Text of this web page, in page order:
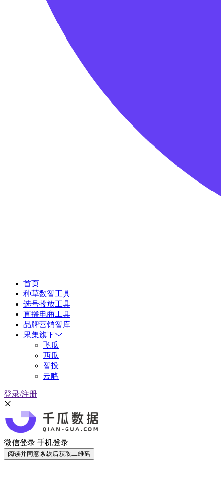
首页
种草数智工具
选号投放工具
直播电商工具
品牌营销智库
果集旗下
飞瓜
西瓜
智投
云略
登录/注册
微信登录 手机登录
阅读并同意条款后获取二维码